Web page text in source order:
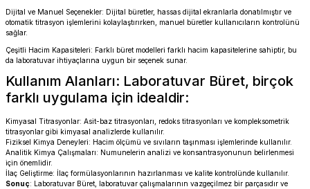
Dijital ve Manuel Seçenekler: Dijital büretler, hassas dijital ekranlarla donatılmıştır ve
otomatik titrasyon işlemlerini kolaylaştırırken, manuel büretler kullanıcıların kontrolünü
sağlar.
Çeşitli Hacim Kapasiteleri: Farklı büret modelleri farklı hacim kapasitelerine sahiptir, bu
da laboratuvar ihtiyaçlarına uygun bir seçenek sunar.
Kullanım Alanları: Laboratuvar Büret, birçok
farklı uygulama için idealdir:
Kimyasal Titrasyonlar: Asit-baz titrasyonları, redoks titrasyonları ve kompleksometrik
titrasyonlar gibi kimyasal analizlerde kullanılır.
Fiziksel Kimya Deneyleri: Hacim ölçümü ve sıvıların taşınması işlemlerinde kullanılır.
Analitik Kimya Çalışmaları: Numunelerin analizi ve konsantrasyonunun belirlenmesi
için önemlidir.
İlaç Geliştirme: İlaç formülasyonlarının hazırlanması ve kalite kontrolünde kullanılır.
Sonuç: Laboratuvar Büret, laboratuvar çalışmalarının vazgeçilmez bir parçasıdır ve